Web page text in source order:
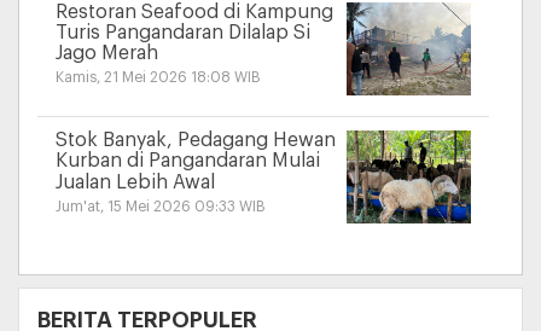
Restoran Seafood di Kampung
Turis Pangandaran Dilalap Si
Jago Merah
Kamis, 21 Mei 2026 18:08 WIB
Stok Banyak, Pedagang Hewan
Kurban di Pangandaran Mulai
Jualan Lebih Awal
Jum'at, 15 Mei 2026 09:33 WIB
BERITA TERPOPULER